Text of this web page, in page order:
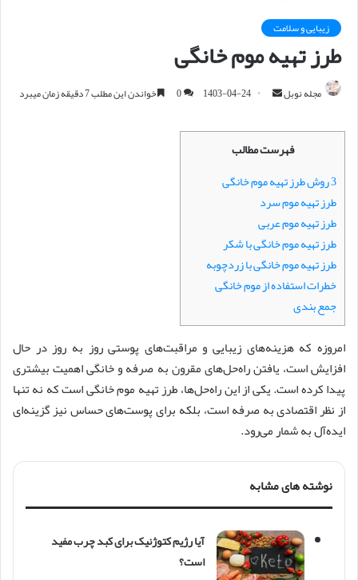
زیبایی و سلامت
طرز تهیه موم خانگی
مجله نوبل
س
ا
ا
ی
م
ی
ل
1403-04-24
0 خواندن این مطلب 7 دقیقه زمان میبرد
فهرست مطالب
3 روش طرز تهیه موم خانگی
طرز تهیه موم سرد
طرز تهیه موم عربی
طرز تهیه موم خانگی با شکر
طرز تهیه موم خانگی با زردچوبه
خطرات استفاده از موم خانگی
جمع بندی
امروزه که هزینه‌های زیبایی و مراقبت‌های پوستی روز به روز در حال
افزایش است، یافتن راه‌حل‌های مقرون به صرفه و خانگی اهمیت بیشتری
پیدا کرده است. یکی از این راه‌حل‌ها، طرز تهیه موم خانگی است که نه تنها
از نظر اقتصادی به صرفه است، بلکه برای پوست‌های حساس نیز گزینه‌ای
ایده‌آل به شمار می‌رود.
نوشته های مشابه
آیا رژیم کتوژنیک برای کبد چرب مفید
است؟